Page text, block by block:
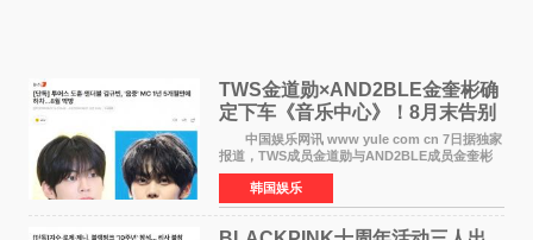
TWS金道勋×AND2BLE金奎彬确
定下车《音乐中心》！8月末告别
MC席位
中国娱乐网讯 www yule com cn 7日据独家
报道，TWS成员金道勋与AND2BLE成员金奎彬
将于8月离开《音乐中心》MC的位置。 金道
勋与金奎彬于去年3月与H2H A-NA一起被选为
《音乐中心》MC，约1
韩国娱乐